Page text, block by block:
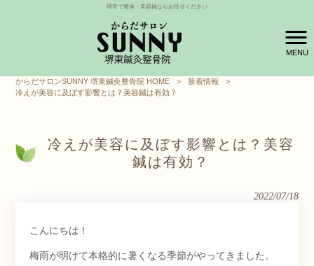
堺市で整体・美容鍼ならお任せください
MENU
からだサロンSUNNY 堺東鍼灸整骨院 HOME > 新着情報
>
冷えが美容に及ぼす影響とは？美容鍼は有効？
冷えが美容に及ぼす影響とは？美容
鍼は有効？
2022/07/18
こんにちは！
梅雨が明けて本格的に暑くなる季節がやってきました。